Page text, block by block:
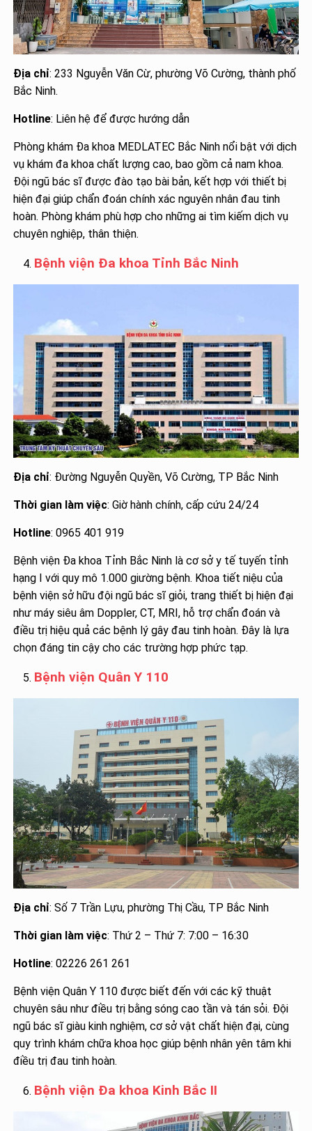
Địa chỉ: 233 Nguyễn Văn Cừ, phường Võ Cường, thành phố
Bắc Ninh.
Hotline: Liên hệ để được hướng dẫn
Phòng khám Đa khoa MEDLATEC Bắc Ninh nổi bật với dịch
vụ khám đa khoa chất lượng cao, bao gồm cả nam khoa.
Đội ngũ bác sĩ được đào tạo bài bản, kết hợp với thiết bị
hiện đại giúp chẩn đoán chính xác nguyên nhân đau tinh
hoàn. Phòng khám phù hợp cho những ai tìm kiếm dịch vụ
chuyên nghiệp, thân thiện.
Bệnh viện Đa khoa Tỉnh Bắc Ninh
Địa chỉ: Đường Nguyễn Quyền, Võ Cường, TP Bắc Ninh
Thời gian làm việc: Giờ hành chính, cấp cứu 24/24
Hotline: 0965 401 919
Bệnh viện Đa khoa Tỉnh Bắc Ninh là cơ sở y tế tuyến tỉnh
hạng I với quy mô 1.000 giường bệnh. Khoa tiết niệu của
bệnh viện sở hữu đội ngũ bác sĩ giỏi, trang thiết bị hiện đại
như máy siêu âm Doppler, CT, MRI, hỗ trợ chẩn đoán và
điều trị hiệu quả các bệnh lý gây đau tinh hoàn. Đây là lựa
chọn đáng tin cậy cho các trường hợp phức tạp.
Bệnh viện Quân Y 110
Địa chỉ: Số 7 Trần Lựu, phường Thị Cầu, TP Bắc Ninh
Thời gian làm việc: Thứ 2 – Thứ 7: 7:00 – 16:30
Hotline: 02226 261 261
Bệnh viện Quân Y 110 được biết đến với các kỹ thuật
chuyên sâu như điều trị bằng sóng cao tần và tán sỏi. Đội
ngũ bác sĩ giàu kinh nghiệm, cơ sở vật chất hiện đại, cùng
quy trình khám chữa khoa học giúp bệnh nhân yên tâm khi
điều trị đau tinh hoàn.
Bệnh viện Đa khoa Kinh Bắc II